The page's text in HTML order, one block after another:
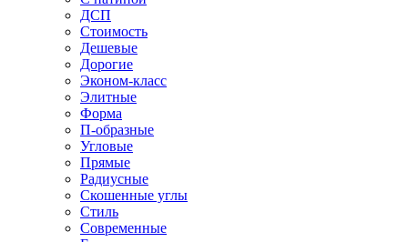
ДСП
Стоимость
Дешевые
Дорогие
Эконом-класс
Элитные
Форма
П-образные
Угловые
Прямые
Радиусные
Скошенные углы
Стиль
Современные